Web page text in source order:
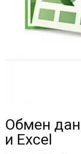
Обмен
и Excel